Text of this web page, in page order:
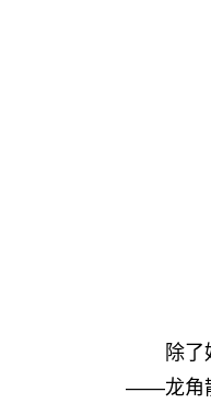
除了
——龙角